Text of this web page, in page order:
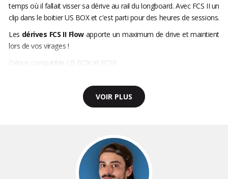
temps où il fallait visser sa dérive au rail du longboard. Avec FCS II un
clip dans le boitier US BOX et c'est parti pour des heures de sessions.
Les dérives FCS II Flowapporte un maximum de drive et maintient
lors de vos virages !
Dérive compatible US BOX et FCSII
VOIR PLUS